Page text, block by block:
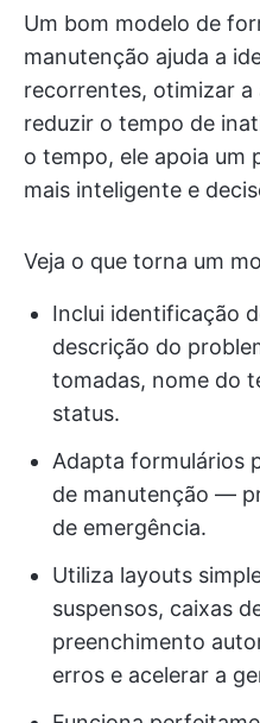
Um bom modelo de
manutenção ajuda a
recorrentes, otimizar a
reduzir o tempo de
o tempo, ele apoia um
mais inteligente e
Veja o que torna um
Inclui identificação
descrição do
tomadas, nome do
status.
Adapta formulários
de manutenção —
de emergência.
Utiliza layouts
suspensos, caixas
preenchimento
erros e acelerar a